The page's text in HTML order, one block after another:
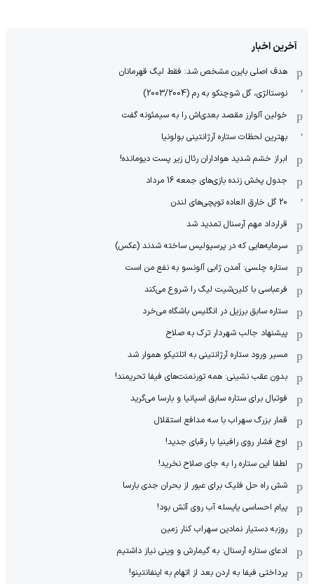
آخرین اخبار
هدف اصلی بایرن مشخص شد: فقط لیگ قهرمانان
نوستالژی، گل شوچنکو به رم (2003/2004)
خولین آلوارز مقصد بعدی‌اش را به سیمئونه گفت
بهترین لحظات ستاره آرژانتینی بولونیا
ابراز خشم شدید هواداران رئال زیر پست دیومانده!
جدول پخش زنده بازی‌های جمعه 16 مرداد
20 گل خارق العاده توپچی‌های لندن
قرارداد مهم آرسنال تمدید شد
سرمایه‌هایی که در پرسپولیس ساخته شدند (عکس)
ستاره چلسی: آمدن ژابی آلونسو به نفع من است
فرعباسی با کلین‌شیت لیگ را شروع می‌کند
ستاره سابق برزیل در انگلیس باشگاه می‌خرد
پیشنهاد جالب شهردار ترک به صلاح
مسیر ورود ستاره آرژانتینی به اتلتیکو هموار شد
بدون عقب نشینی: همه تورنمنت‌های فیفا تحریمند!
فوتبال برای ستاره سابق اسپانیا و بارسا می‌گرید
قمار بزرگ سهراب با سه مدافع استقلال
اوج فشار روی رافینیا با رقبای جدید!
لطفا این ستاره را به جای صلاح نخرید!
شش راه حل فلیک برای عبور از بحران جدی بارسا
پیام احساسی یایسله آب روی آتش بود!
روزبه دستیار نمادین سهراب کنار زمین
ادعای ستاره آرسنال: به گیمارش و وینی نیاز داشتیم
پرداختی فیفا به اردن بعد از اتهام به اینفانتینو!